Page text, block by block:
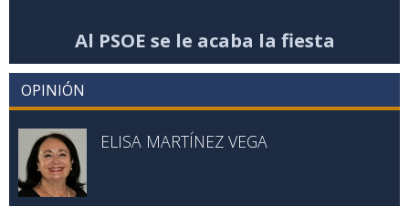
Al PSOE se le acaba la fiesta
OPINIÓN
ELISA MARTÍNEZ VEGA